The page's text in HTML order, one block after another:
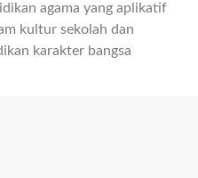
agama yang aplikatif
kultur sekolah dan
karakter bangsa